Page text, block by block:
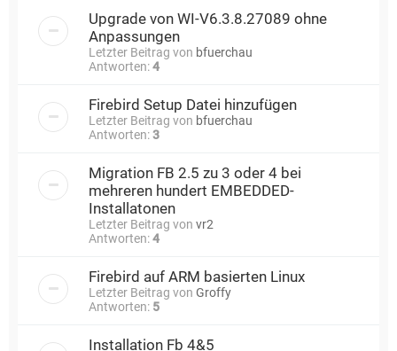
Upgrade von WI-V6.3.8.27089 ohne
Anpassungen
Letzter Beitrag von bfuerchau
Antworten:4
Firebird Setup Datei hinzufügen
Letzter Beitrag von bfuerchau
Antworten:3
Migration FB 2.5 zu 3 oder 4 bei
mehreren hundert EMBEDDED-
Installatonen
Letzter Beitrag von vr2
Antworten:4
Firebird auf ARM basierten Linux
Letzter Beitrag von Groffy
Antworten: 5
Installation Fb 4&5